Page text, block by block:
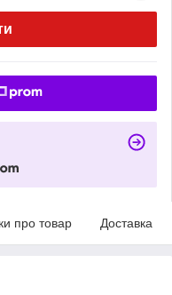
про товар Доставка